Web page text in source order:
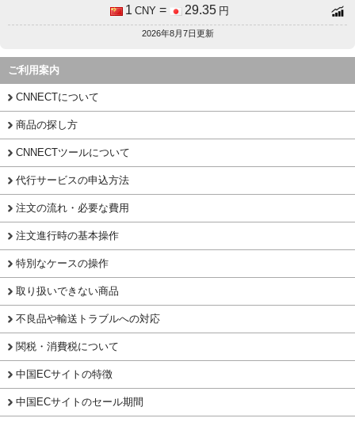
1 CNY = 29.35 円
2026年8月7日更新
ご利用案内
CNNECTについて
商品の探し方
CNNECTツールについて
代行サービスの申込方法
注文の流れ・必要な費用
注文進行時の基本操作
特別なケースの操作
取り扱いできない商品
不良品や輸送トラブルへの対応
関税・消費税について
中国ECサイトの特徴
中国ECサイトのセール期間